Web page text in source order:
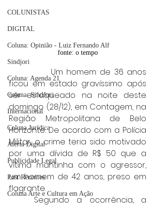
COLUNISTAS
DIGITAL
Coluna: Opinião - Luiz Fernando Alf
Sindjori
Coluna: Agenda 21
Coluna: SindJori
Internacional
Coluna Jurídica
Alerta Digital
Publicidade Legal
Post Recentes
Coluna Arte e Cultura em Ação
fonte: o tempo
ficou em estado gravíssimo após
ser esfaqueado na noite deste
domingo (28/12), em Contagem, na
Região Metropolitana de Belo
Horizonte. De acordo com a Polícia
Militar, o crime teria sido motivado
por uma dívida de R$ 50 que a
vítima mantinha com o agressor,
um homem de 42 anos, preso em
flagrante.